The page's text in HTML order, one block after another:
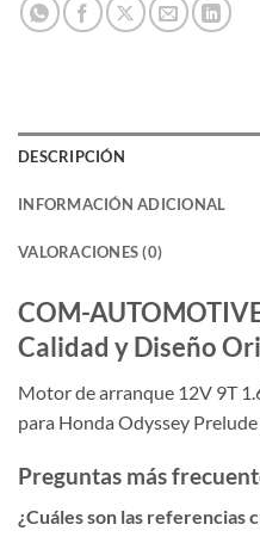
DESCRIPCIÓN
INFORMACIÓN ADICIONAL
VALORACIONES (0)
COM-
Calidad y Diseño
Motor de arranque 12V 9T
para Honda Odyssey
Preguntas más
¿Cuáles son las referencias